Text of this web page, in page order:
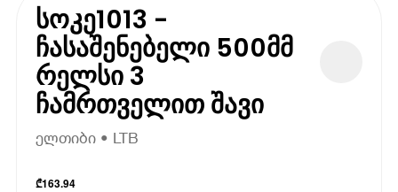
სოკე1013 -
ჩასაშენებელი 500მმ
რელსი 3
ჩამრთველით შავი
ელთიბი • LTB
₾163.94